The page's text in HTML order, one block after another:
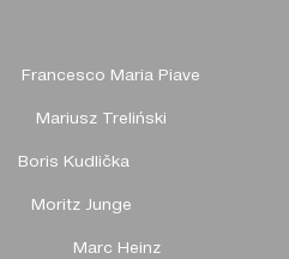
Francesco Maria Piave
Mariusz Treliński
Boris Kudlička
Moritz Junge
Marc Heinz